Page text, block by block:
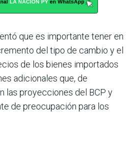
que es importante tener en
del tipo de cambio y el
de los bienes importa­dos
adicionales que, de
las proyecciones del BCP y
de pre­ocupación para los